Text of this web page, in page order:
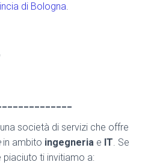
di Bologna.
società di servizi che offre
in ambito ingegneria e IT. Se
ti invitiamo a: